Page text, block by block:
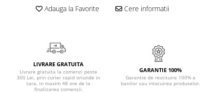
Adauga la Favorite Cere informatii
LIVRARE GRATUITA
Livrare gratuita la comenzi peste
300 Lei, prin curier rapid oriunde in
tara, in maxim 48 ore de la
finalizarea comenzii.
GARANTIE 100%
Garantie de restituire 100% a
banilor sau inlocuirea produselor.